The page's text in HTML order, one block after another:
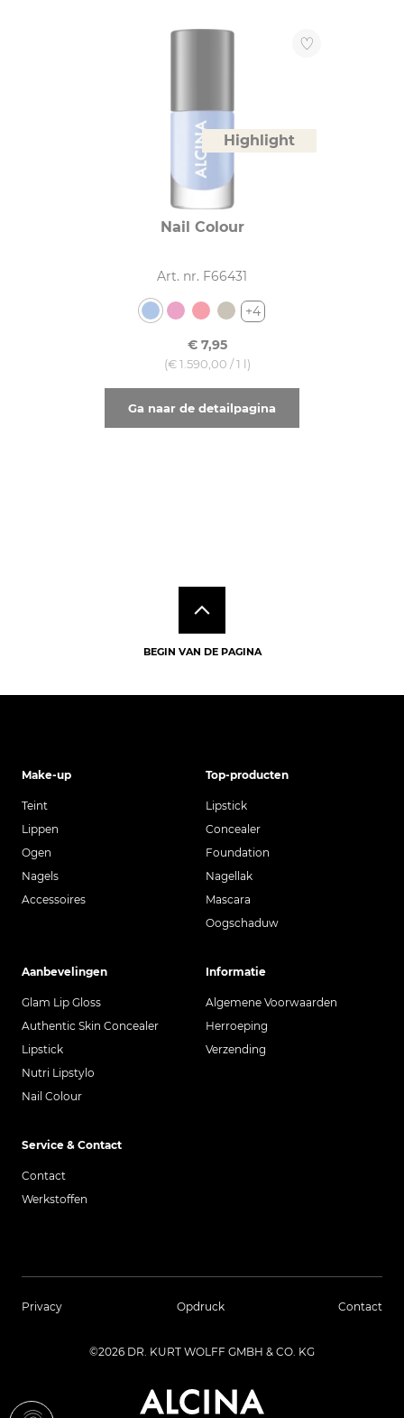
Highlight
Nail Colour
Art. nr. F66431
+4
€ 7,95
(€ 1.590,00 / 1 l)
Ga naar de detailpagina
BEGIN VAN DE PAGINA
Make-up
Teint
Lippen
Ogen
Nagels
Accessoires
Top-producten
Lipstick
Concealer
Foundation
Nagellak
Mascara
Oogschaduw
Aanbevelingen
Glam Lip Gloss
Authentic Skin Concealer
Lipstick
Nutri Lipstylo
Nail Colour
Informatie
Algemene Voorwaarden
Herroeping
Verzending
Service & Contact
Contact
Werkstoffen
Privacy Opdruck Contact
©2026 DR. KURT WOLFF GMBH & CO. KG